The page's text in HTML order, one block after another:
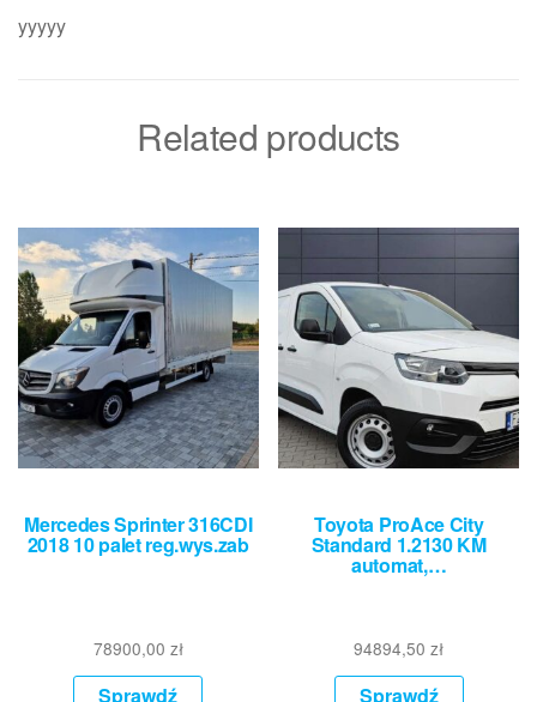
yyyyy
Related products
Mercedes Sprinter 316CDI
2018 10 palet reg.wys.zab
78900,00 zł
Sprawdź
Toyota ProAce City
Standard 1.2130 KM
automat,…
94894,50zł
Sprawdź